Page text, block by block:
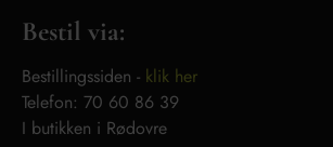
Bestil via:
Bestillingssiden - klik her
Telefon: 70 60 86 39
I butikken i Rødovre